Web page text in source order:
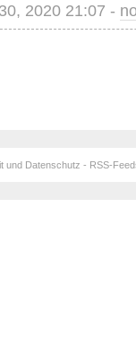
2020 21:07 -
und Datenschutz - RSS-